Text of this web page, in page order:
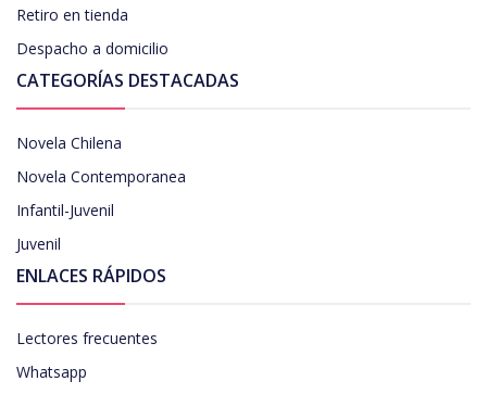
Retiro en tienda
Despacho a domicilio
CATEGORÍAS DESTACADAS
Novela Chilena
Novela Contemporanea
Infantil-Juvenil
Juvenil
ENLACES RÁPIDOS
Lectores frecuentes
Whatsapp